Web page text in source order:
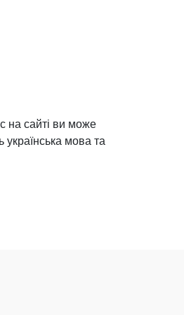
на сайті ви може
українська мова та